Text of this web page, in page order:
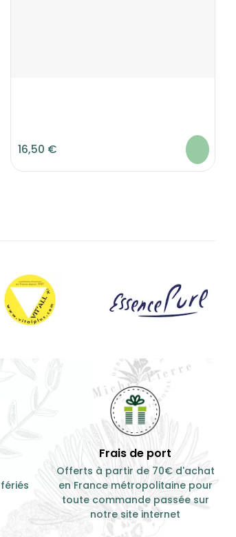
16,50 €
Frais de port
Offerts à partir de 70€ d'achat
en France métropolitaine pour
toute commande passée sur
notre site internet